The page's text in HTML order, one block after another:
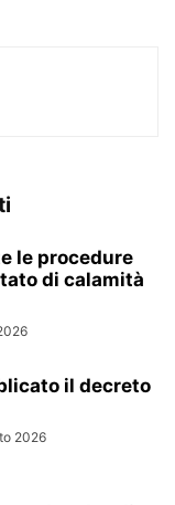
le procedure
di calamità
il decreto
2026